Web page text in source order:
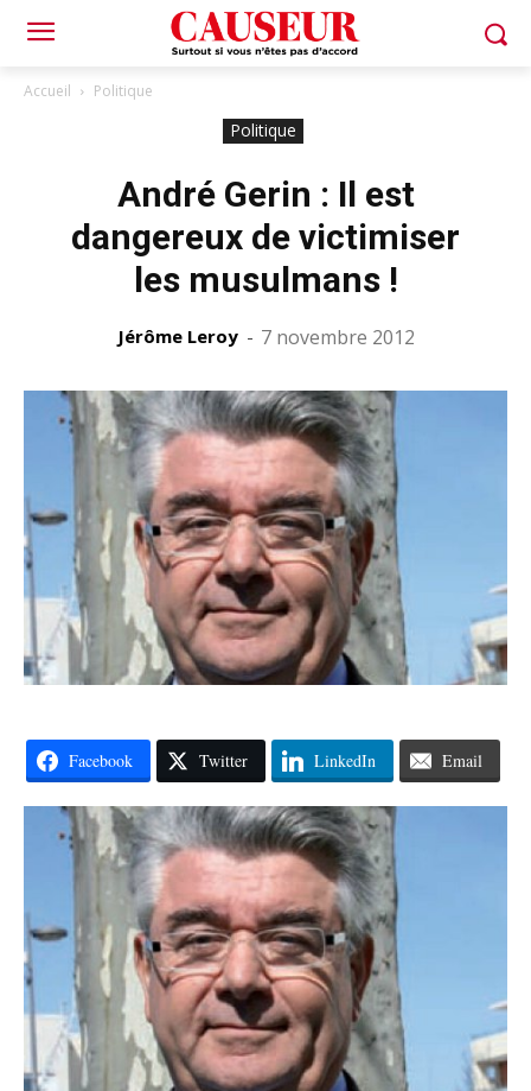
Accueil Politique
Politique
André Gerin : Il est
dangereux de victimiser
les musulmans !
Jérôme Leroy - 7 novembre 2012
Facebook Twitter LinkedIn Email